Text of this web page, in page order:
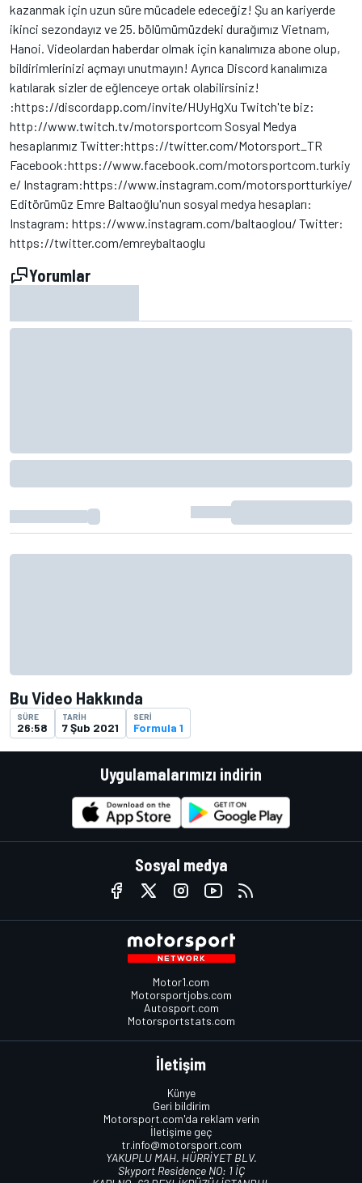
kazanmak için uzun süre mücadele edeceğiz! Şu an kariyerde
ikinci sezondayız ve 25. bölümümüzdeki durağımız Vietnam,
Hanoi. Videolardan haberdar olmak için kanalımıza abone olup,
bildirimlerinizi açmayı unutmayın! Ayrıca Discord kanalımıza
katılarak sizler de eğlenceye ortak olabilirsiniz!
:https://discordapp.com/invite/HUyHgXu Twitch'te biz:
http://www.twitch.tv/motorsportcom Sosyal Medya
hesaplarımız Twitter:https://twitter.com/Motorsport_TR
Facebook:https://www.facebook.com/motorsportcom.turkiy
e/ Instagram:https://www.instagram.com/motorsportturkiye/
Editörümüz Emre Baltaoğlu'nun sosyal medya hesapları:
Instagram: https://www.instagram.com/baltaoglou/ Twitter:
https://twitter.com/emreybaltaoglu
Yorumlar
Bu Video Hakkında
SÜRE
26:58
TARIH
7 Şub 2021
SERI
Formula 1
Uygulamalarımızı indirin
Sosyal medya
Motor1.com
Motorsportjobs.com
Autosport.com
Motorsportstats.com
İletişim
Künye
Geri bildirim
Motorsport.com'da reklam verin
İletişime geç
tr.info@motorsport.com
YAKUPLU MAH. HÜRRİYET BLV.
Skyport Residence NO: 1 İÇ